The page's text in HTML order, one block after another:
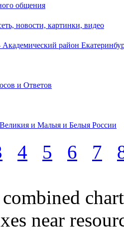
общения
новости, картинки, видео
район
и Ответов
и Малыя и Белыя России
4 5 6 7
combined
near